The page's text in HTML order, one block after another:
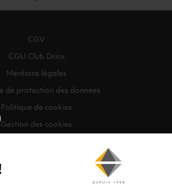
CGV
CGU Club Drinx
Mentions légales
de protection des données
Politique de cookies
Gestion des cookies
Drinx / Tous droits réservés